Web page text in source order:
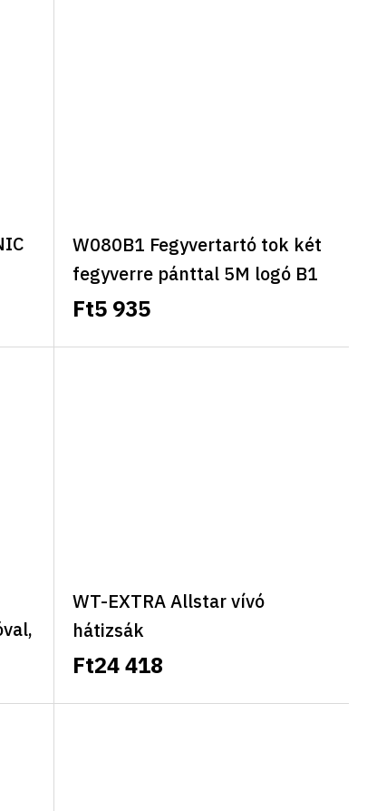
W080B1 Fegyvertartó tok két
fegyverre pánttal 5M logó B1
Ft5 935
WT-EXTRA Allstar vívó
hátizsák
Ft24 418